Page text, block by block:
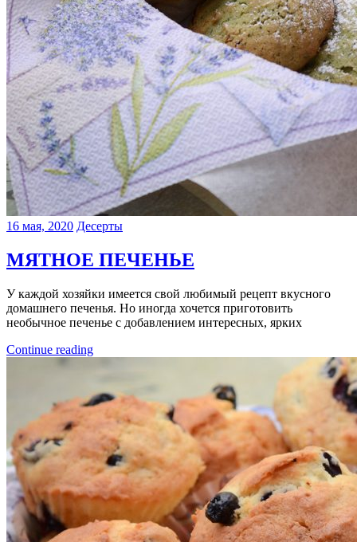
16 мая, 2020 Десерты
МЯТНОЕ ПЕЧЕНЬЕ
У каждой хозяйки имеется свой любимый рецепт вкусного
домашнего печенья. Но иногда хочется приготовить
необычное печенье с добавлением интересных, ярких
Continue reading